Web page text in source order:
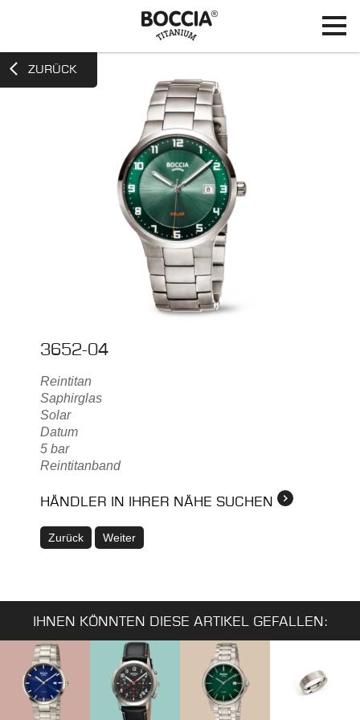
ZURÜCK
3652-04
Reintitan
Saphirglas
Solar
Datum
5 bar
Reintitanband
HÄNDLER IN IHRER NÄHE SUCHEN
Zurück Weiter
IHNEN KÖNNTEN DIESE ARTIKEL GEFALLEN: